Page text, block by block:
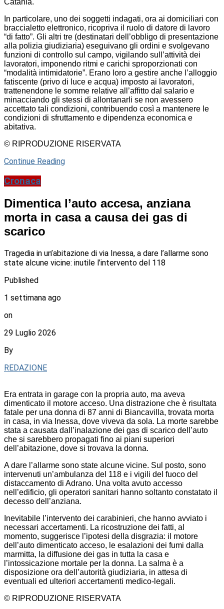
Catania.
In particolare, uno dei soggetti indagati, ora ai domiciliari con
braccialetto elettronico, ricopriva il ruolo di datore di lavoro
“di fatto”. Gli altri tre (destinatari dell’obbligo di presentazione
alla polizia giudiziaria) eseguivano gli ordini e svolgevano
funzioni di controllo sul campo, vigilando sull’attività dei
lavoratori, imponendo ritmi e carichi sproporzionati con
“modalità intimidatorie”. Erano loro a gestire anche l’alloggio
fatiscente (privo di luce e acqua) imposto ai lavoratori,
trattenendone le somme relative all’affitto dal salario e
minacciando gli stessi di allontanarli se non avessero
accettato tali condizioni, contribuendo così a mantenere le
condizioni di sfruttamento e dipendenza economica e
abitativa.
© RIPRODUZIONE RISERVATA
Continue Reading
Cronaca
Dimentica l’auto accesa, anziana
morta in casa a causa dei gas di
scarico
Tragedia in un’abitazione di via Inessa, a dare l’allarme sono
state alcune vicine: inutile l’intervento del 118
Published
1 settimana ago
on
29 Luglio 2026
By
REDAZIONE
Era entrata in garage con la propria auto, ma aveva
dimenticato il motore acceso. Una distrazione che è risultata
fatale per una donna di 87 anni di Biancavilla, trovata morta
in casa, in via Inessa, dove viveva da sola. La morte sarebbe
stata a causata dall’inalazione dei gas di scarico dell’auto
che si sarebbero propagati fino ai piani superiori
dell’abitazione, dove si trovava la donna.
A dare l’allarme sono state alcune vicine. Sul posto, sono
intervenuti un’ambulanza del 118 e i vigili del fuoco del
distaccamento di Adrano. Una volta avuto accesso
nell’edificio, gli operatori sanitari hanno soltanto constatato il
decesso dell’anziana.
Inevitabile l’intervento dei carabinieri, che hanno avviato i
necessari accertamenti. La ricostruzione dei fatti, al
momento, suggerisce l’ipotesi della disgrazia: il motore
dell’auto dimenticato acceso, le esalazioni dei fumi dalla
marmitta, la diffusione dei gas in tutta la casa e
l’intossicazione mortale per la donna. La salma è a
disposizione ora dell’autorità giudiziaria, in attesa di
eventuali ed ulteriori accertamenti medico-legali.
© RIPRODUZIONE RISERVATA